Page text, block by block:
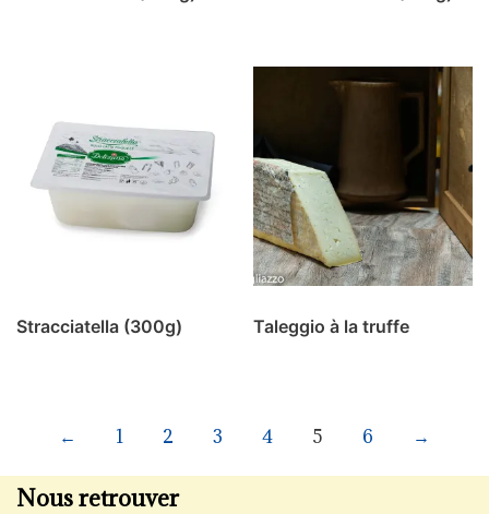
Stracciatella (300g) Taleggio à la truffe
← 1 2 3 4 5 6 →
Nous retrouver